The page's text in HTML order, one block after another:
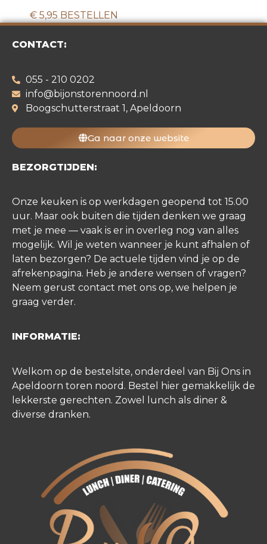
€ 5,95 BESTELLEN
CONTACT:
055 - 210 0202
info@bijonstorennoord.nl
Boogschutterstraat 1, Apeldoorn
Ga naar onze website
BEZORGTIJDEN:
Onze keuken is op werkdagen geopend tot 15.00
uur. Maar ook buiten die tijden denken we graag
met je mee — vaak is er in overleg nog van alles
mogelijk. Wil je weten wanneer je kunt afhalen of
laten bezorgen? De actuele tijden vind je op de
afrekenpagina. Heb je andere wensen of vragen?
Neem gerust contact met ons op, we helpen je
graag verder.
INFORMATIE:
Welkom op de bestelsite, onderdeel van Bij Ons in
Apeldoorn toren noord. Bestel hier gemakkelijk de
lekkerste gerechten. Zowel lunch als diner &
diverse dranken.